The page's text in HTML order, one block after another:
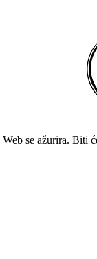
Web se ažurira. Biti